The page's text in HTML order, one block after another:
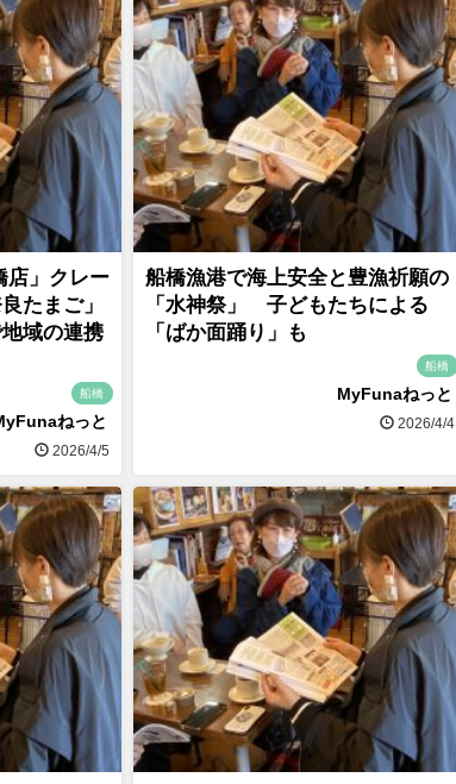
店」クレー
たまご」
域の連携
船橋
ねっと
2026/4/5
船橋漁港で海上安全と豊漁祈願の
「水神祭」 子どもたちによる
「ばか面踊り」も
船橋
MyFunaねっと
2026/4/4